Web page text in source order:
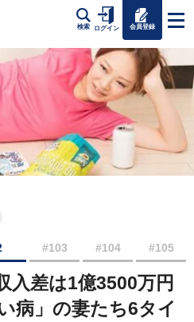
検索 ログイン 会員登録
#103 #104 #105
入差は1億3500万円
病」の妻たち6タイ